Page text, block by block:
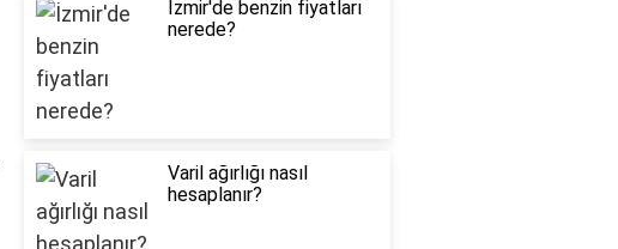
İzmir'de benzin fiyatları
nerede?
Varil ağırlığı nasıl
hesaplanır?